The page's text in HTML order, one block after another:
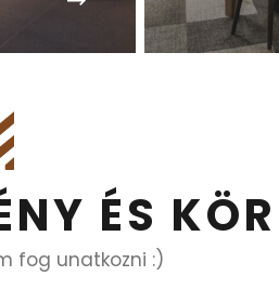
ÉS
fog unatkozni :)